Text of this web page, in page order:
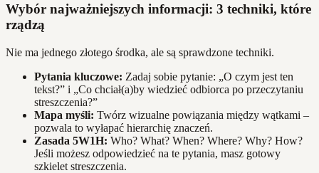
Wybór najważniejszych informacji: 3 techniki, które
rządzą
Nie ma jednego złotego środka, ale są sprawdzone techniki.
Pytania kluczowe: Zadaj sobie pytanie: „O czym jest ten
tekst?” i „Co chciał(a)by wiedzieć odbiorca po przeczytaniu
streszczenia?”
Mapa myśli: Twórz wizualne powiązania między wątkami –
pozwala to wyłapać hierarchię znaczeń.
Zasada 5W1H: Who? What? When? Where? Why? How?
Jeśli możesz odpowiedzieć na te pytania, masz gotowy
szkielet streszczenia.